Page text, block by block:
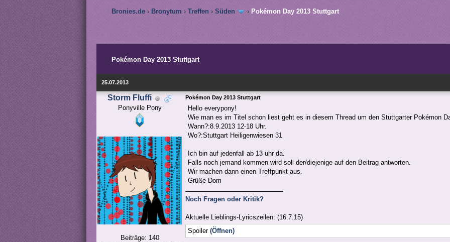
Bronies.de › Bronytum › Treffen › Süden › Pokémon Day 2013 Stuttgart
Pokémon Day 2013 Stuttgart
25.07.2013
Storm Fluffi
Ponyville Pony
Beiträge: 140
Pokémon Day 2013 Stuttgart
Hello everypony!
Wie man es im Titel schon liest geht es in diesem Thread um den Stuttgarter Pokémon
Wann?:8.9.2013 12-18 Uhr.
Wo?:Stuttgart Heiligenwiesen 31
Ich bin auf jedenfall ab 13 uhr da.
Falls noch jemand kommen wird soll der/diejenige auf den Beitrag antworten.
Wir machen dann einen Treffpunkt aus.
Grüße Dom
Noch Fragen oder Kritik?
Aktuelle Lieblings-Lyricszeilen: (16.7.15)
Spoiler (Öffnen)